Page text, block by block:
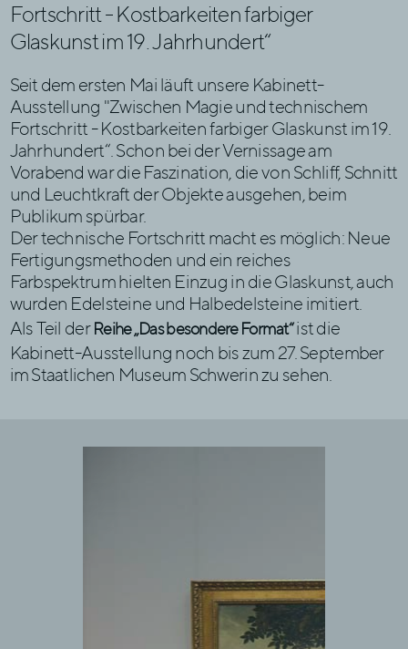
Fortschritt - Kostbarkeiten farbiger
Glaskunst im 19. Jahrhundert“
Seit dem ersten Mai läuft unsere Kabinett-
Ausstellung "Zwischen Magie und technischem
Fortschritt - Kostbarkeiten farbiger Glaskunst im 19.
Jahrhundert“. Schon bei der Vernissage am
Vorabend war die Faszination, die von Schliff, Schnitt
und Leuchtkraft der Objekte ausgehen, beim
Publikum spürbar.
Der technische Fortschritt macht es möglich: Neue
Fertigungsmethoden und ein reiches
Farbspektrum hielten Einzug in die Glaskunst, auch
wurden Edelsteine und Halbedelsteine imitiert.
Als Teil der Reihe „Das besondere Format“ist die
Kabinett-Ausstellung noch bis zum 27. September
im Staatlichen Museum Schwerin zu sehen.